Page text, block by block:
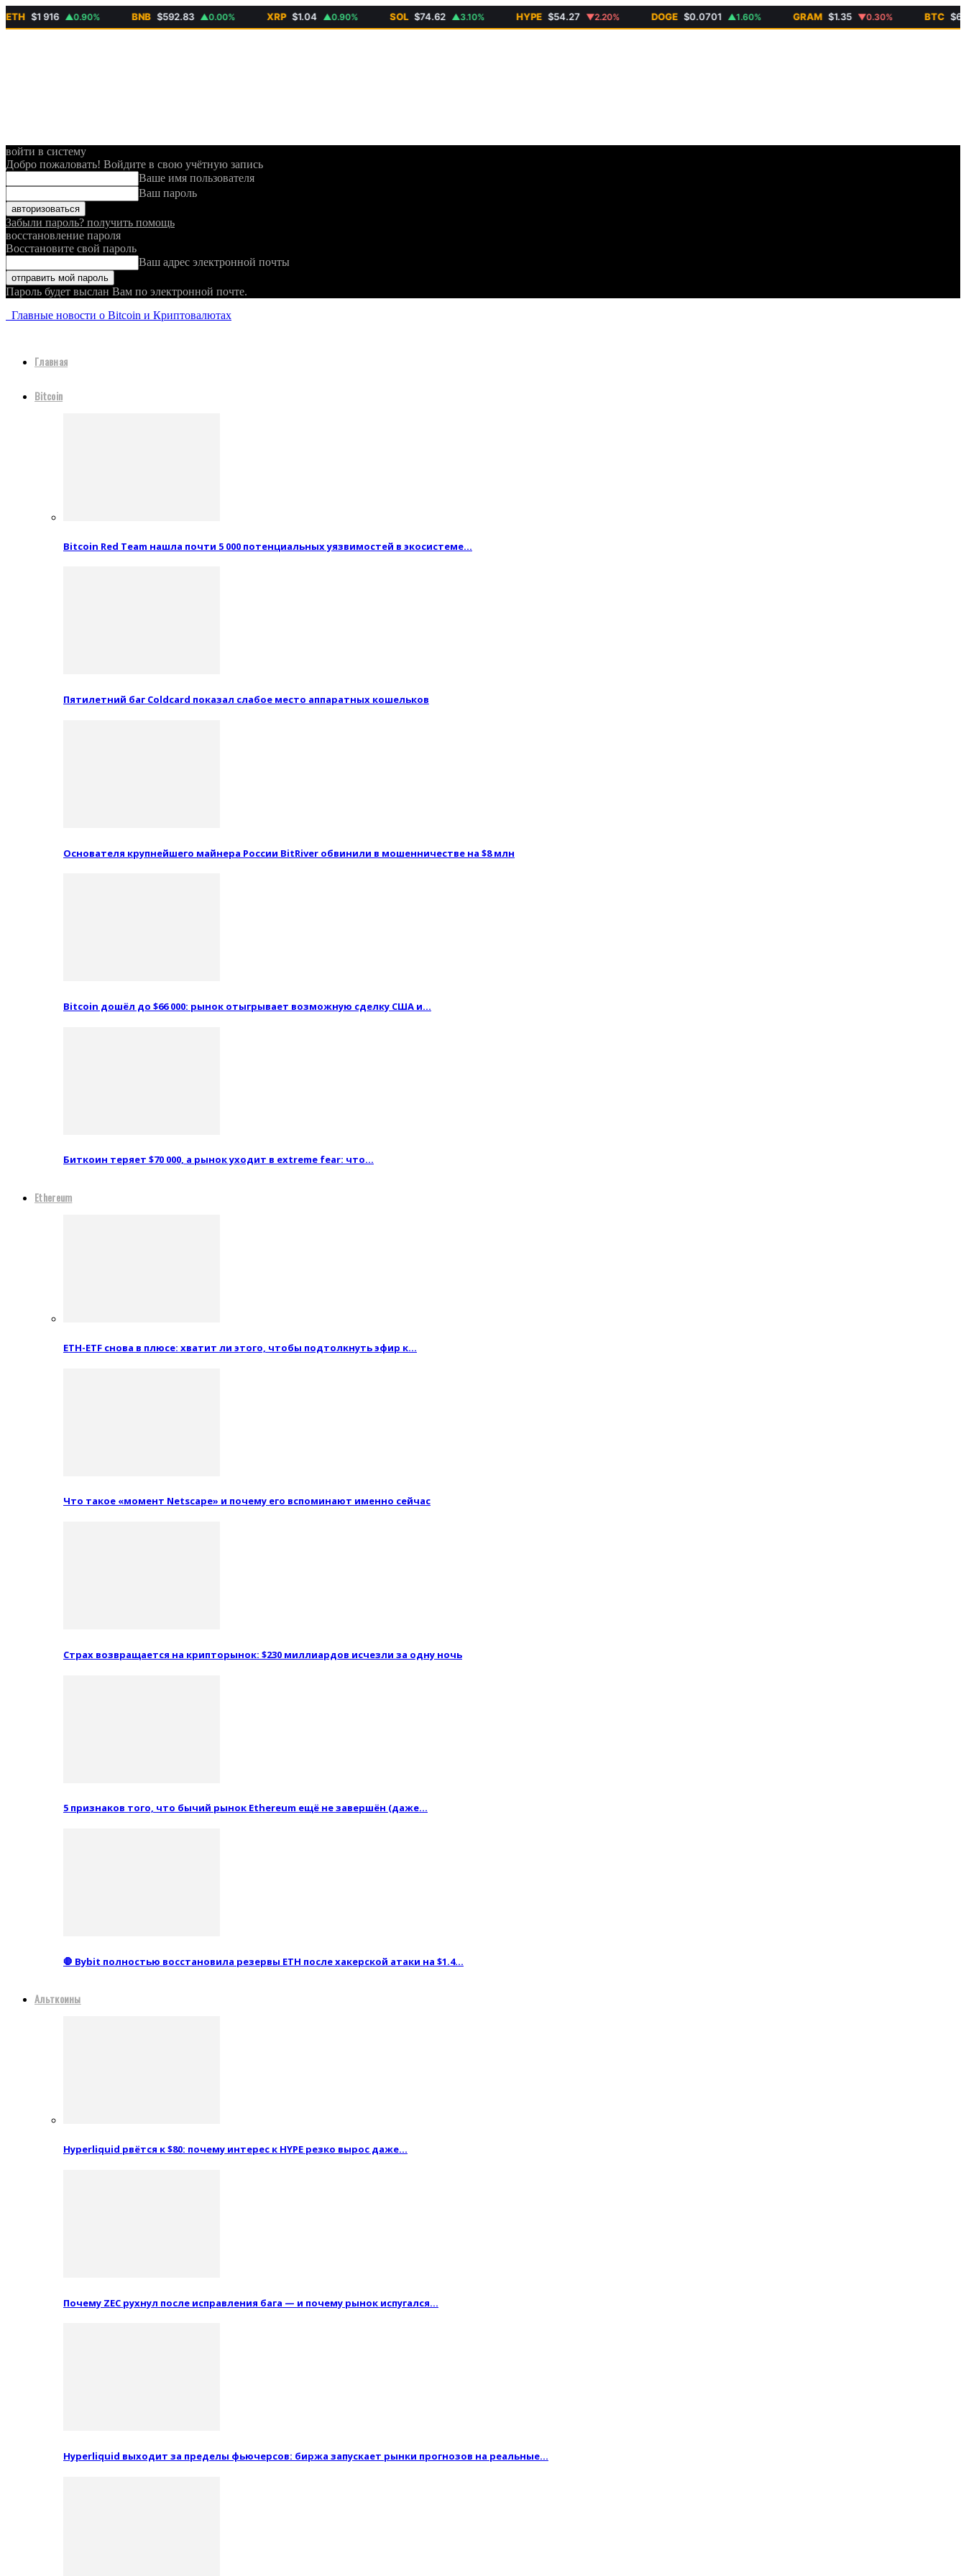
$1 916 ▲0.90% BNB $592.83 ▲0.00% XRP $1.04 ▲0.90% SOL $74.62 ▲3.10% HYPE $54.27 ▼2.20% DOGE $0.0701 ▲1.60% GRAM $1.35 ▼0.30% BTC $64
войти в систему
Добро пожаловать! Войдите в свою учётную запись
Ваше имя пользователя
Ваш пароль
Забыли пароль? получить помощь
восстановление пароля
Восстановите свой пароль
Ваш адрес электронной почты
Пароль будет выслан Вам по электронной почте.
Главные новости о Bitcoin и Криптовалютах
Главная
Bitcoin
Bitcoin Red Team нашла почти 5 000 потенциальных уязвимостей в экосистеме…
Пятилетний баг Coldcard показал слабое место аппаратных кошельков
Основателя крупнейшего майнера России BitRiver обвинили в мошенничестве на $8 млн
Bitcoin дошёл до $66 000: рынок отыгрывает возможную сделку США и…
Биткоин теряет $70 000, а рынок уходит в extreme fear: что…
Ethereum
ETH-ETF снова в плюсе: хватит ли этого, чтобы подтолкнуть эфир к…
Что такое «момент Netscape» и почему его вспоминают именно сейчас
Страх возвращается на крипторынок: $230 миллиардов исчезли за одну ночь
5 признаков того, что бычий рынок Ethereum ещё не завершён (даже…
🛑 Bybit полностью восстановила резервы ETH после хакерской атаки на $1.4…
Альткоины
Hyperliquid рвётся к $80: почему интерес к HYPE резко вырос даже…
Почему ZEC рухнул после исправления бага — и почему рынок испугался…
Hyperliquid выходит за пределы фьючерсов: биржа запускает рынки прогнозов на реальные…